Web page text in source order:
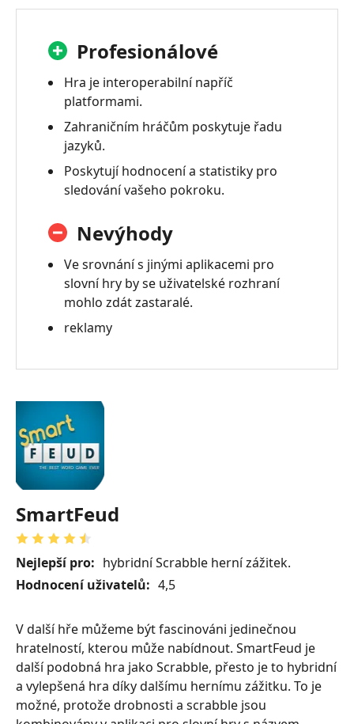
Profesionálové
Hra je interoperabilní napříč
platformami.
Zahraničním hráčům poskytuje řadu
jazyků.
Poskytují hodnocení a statistiky pro
sledování vašeho pokroku.
Nevýhody
Ve srovnání s jinými aplikacemi pro
slovní hry by se uživatelské rozhraní
mohlo zdát zastaralé.
reklamy
SmartFeud
Nejlepší pro: hybridní Scrabble herní zážitek.
Hodnocení uživatelů: 4,5
V další hře můžeme být fascinováni jedinečnou
hratelností, kterou může nabídnout. SmartFeud je
další podobná hra jako Scrabble, přesto je to hybridní
a vylepšená hra díky dalšímu hernímu zážitku. To je
možné, protože drobnosti a scrabble jsou